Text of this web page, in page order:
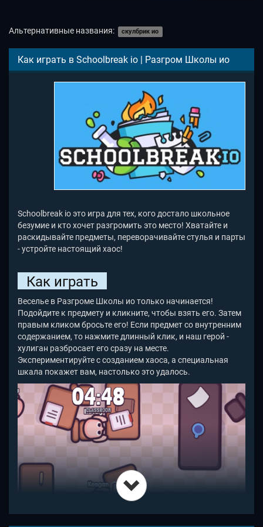
Альтернативные названия: скулбрик ио
Как играть в Schoolbreak io | Разгром Школы ио
Schoolbreak io это игра для тех, кого достало школьное
безумие и кто хочет разгромить это место! Хватайте и
раскидывайте предметы, переворачивайте стулья и парты
- устройте настоящий хаос!
Как играть
Веселье в Разгроме Школы ио только начинается!
Подойдите к предмету и кликните, чтобы взять его. Затем
правым кликом бросьте его! Если предмет со внутренним
содержанием, то нажмите длинный клик, и наш герой -
хулиган разбросает его сразу на месте.
Экспериментируйте с созданием хаоса, а специальная
шкала покажет вам, настолько это удалось.
Только посмотрите на этот скриншот в начале игры: как